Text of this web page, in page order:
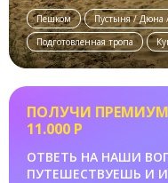
Пешком Пустыня / Дюна
Подготовленная тропа
ПОЛУЧИ ПРЕМИУМ
11.000 Р
ОТВЕТЬ НА НАШИ
ПУТЕШЕСТВУЕШЬ И